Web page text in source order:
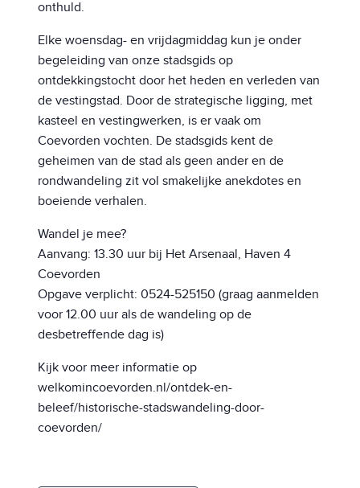
onthuld.
Elke woensdag- en vrijdagmiddag kun je onder
begeleiding van onze stadsgids op
ontdekkingstocht door het heden en verleden van
de vestingstad. Door de strategische ligging, met
kasteel en vestingwerken, is er vaak om
Coevorden vochten. De stadsgids kent de
geheimen van de stad als geen ander en de
rondwandeling zit vol smakelijke anekdotes en
boeiende verhalen.
Wandel je mee?
Aanvang: 13.30 uur bij Het Arsenaal, Haven 4
Coevorden
Opgave verplicht: 0524-525150 (graag aanmelden
voor 12.00 uur als de wandeling op de
desbetreffende dag is)
Kijk voor meer informatie op
welkomincoevorden.nl/ontdek-en-
beleef/historische-stadswandeling-door-
coevorden/